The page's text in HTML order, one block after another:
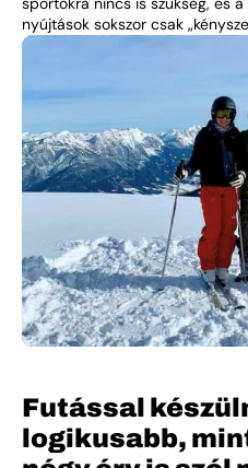
nyújtások sokszor csak
Futással
logikusabb,